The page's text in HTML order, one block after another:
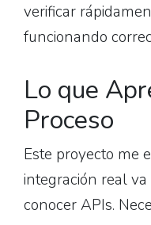
verificar
funcionando
Lo que
Proceso
Este proyecto me
integración real
conocer APIs.